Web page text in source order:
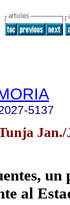
5137
Jan./
un
al